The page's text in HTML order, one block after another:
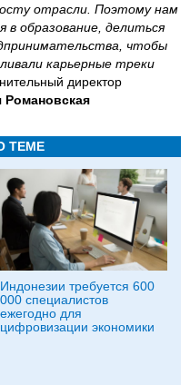
отрасли. Поэтому нам
в образование, делиться
чтобы
карьерные треки
директор
Романовская
ТЕМЕ
Индонезии требуется 600
000 специалистов
ежегодно для
цифровизации экономики